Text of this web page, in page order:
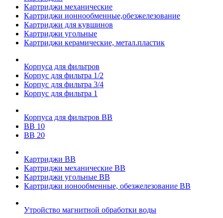
Картриджи механические
Картриджи ионнообменные,обезжелезование
Картриджи для кувшинов
Картриджи угольные
Картриджи керамические, метал.пластик
Корпуса для фильтров
Корпус для фильтра 1/2
Корпус для фильтра 3/4
Корпус для фильтра 1
Корпуса для фильтров ВВ
ВВ 10
ВВ 20
Картриджи ВВ
Картриджи механические ВВ
Картриджи угольные ВВ
Картриджи ионообменные, обезжелезование ВВ
Утройство магнитной обработки воды